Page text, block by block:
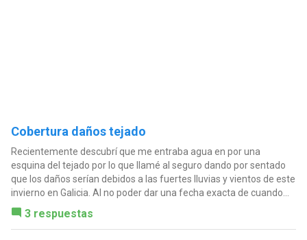
Cobertura daños tejado
Recientemente descubrí que me entraba agua en por una
esquina del tejado por lo que llamé al seguro dando por sentado
que los daños serían debidos a las fuertes lluvias y vientos de este
invierno en Galicia. Al no poder dar una fecha exacta de cuando...
3 respuestas